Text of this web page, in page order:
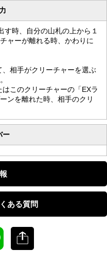
時、自分の山札の上から１
ャーが離れる時、かわりに
相手がクリーチャーを選ぶ
このクリーチャーの「EXラ
ンを離れた時、相手のクリ
ー
ある質問